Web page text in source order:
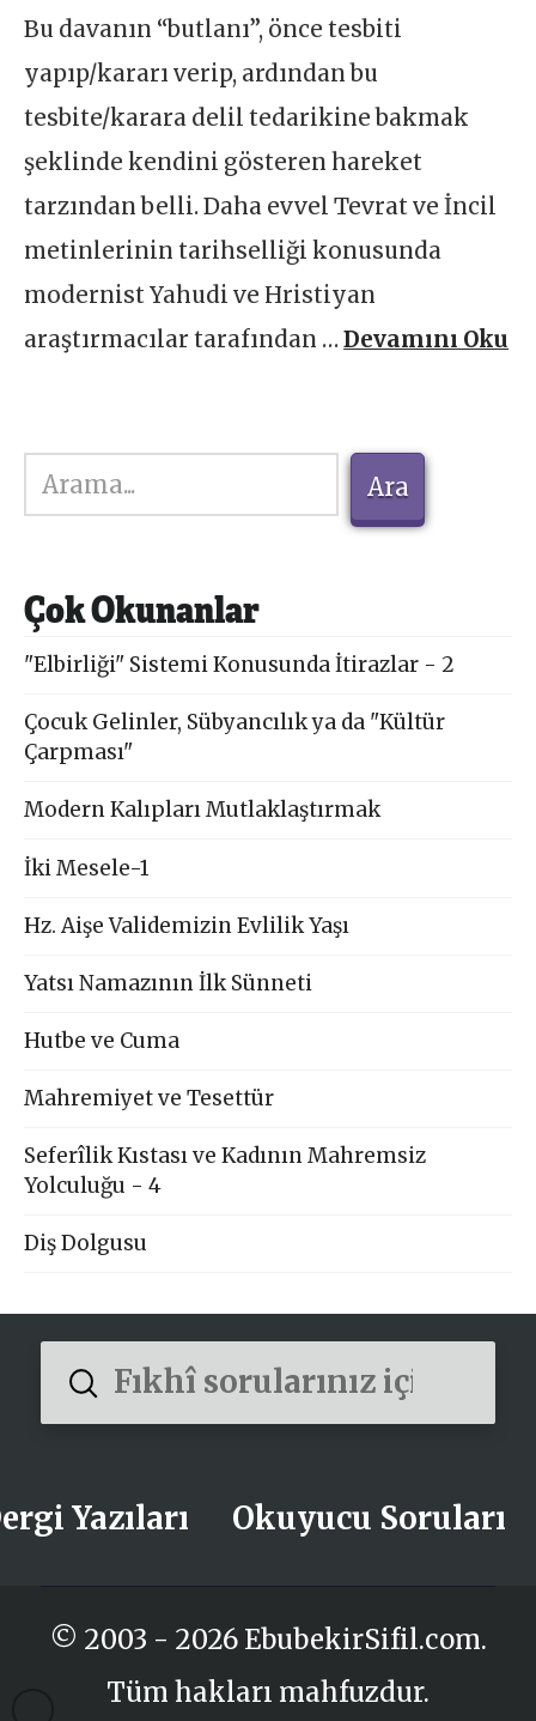
Bu davanın “butlanı”, önce tesbiti
yapıp/kararı verip, ardından bu
tesbite/karara delil tedarikine bakmak
şeklinde kendini gösteren hareket
tarzından belli. Daha evvel Tevrat ve İncil
metinlerinin tarihselliği konusunda
modernist Yahudi ve Hristiyan
araştırmacılar tarafından …Devamını Oku
Ara
Ara
Çok Okunanlar
"Elbirliği" Sistemi Konusunda İtirazlar - 2
Çocuk Gelinler, Sübyancılık ya da "Kültür
Çarpması"
Modern Kalıpları Mutlaklaştırmak
İki Mesele-1
Hz. Aişe Validemizin Evlilik Yaşı
Yatsı Namazının İlk Sünneti
Hutbe ve Cuma
Mahremiyet ve Tesettür
Seferîlik Kıstası ve Kadının Mahremsiz
Yolculuğu - 4
Diş Dolgusu
Search
Submit
Yazıları Okuyucu Soruları
© 2003 - 2026 EbubekirSifil.com.
Tüm hakları mahfuzdur.